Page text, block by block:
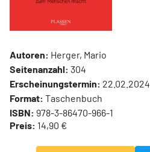
Autoren: Herger, Mario
Seitenanzahl: 304
Erscheinungstermin: 22.02.2024
Format: Taschenbuch
ISBN: 978-3-86470-966-1
Preis: 14,90 €